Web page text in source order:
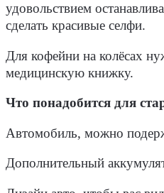
удовольствием
сделать красивые селфи.
Для кофейни на колёсах
медицинскую книжку.
Что понадобится для
Автомобиль, можно
Дополнительный